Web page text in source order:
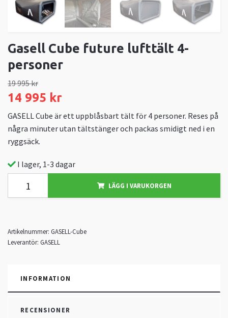
Gasell Cube future lufttält 4-
personer
19 995 kr
14 995 kr
GASELL Cube är ett uppblåsbart tält för 4 personer. Reses på
några minuter utan tältstänger och packas smidigt ned i en
ryggsäck.
I lager, 1-3 dagar
LÄGG I VARUKORGEN
Artikelnummer: GASELL-Cube
Leverantör: GASELL
INFORMATION
RECENSIONER